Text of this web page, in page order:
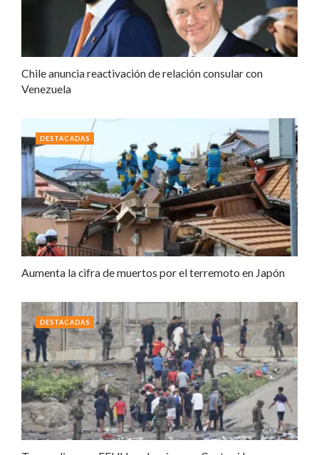
Chile anuncia reactivación de relación consular con
Venezuela
Aumenta la cifra de muertos por el terremoto en Japón
DESTACADAS
DESTACADAS